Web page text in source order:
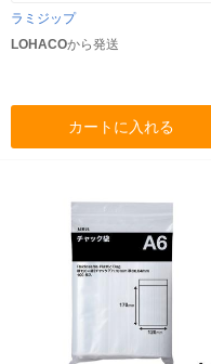
ラミジップ
LOHACOから発送
カートに入れる